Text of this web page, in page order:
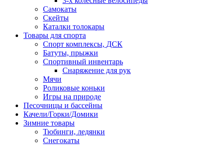
Самокаты
Скейты
Каталки толокары
Товары для спорта
Спорт комплексы, ДСК
Батуты, прыжки
Спортивный инвентарь
Снаряжение для рук
Мячи
Роликовые коньки
Игры на природе
Песочницы и бассейны
Качели/Горки/Домики
Зимние товары
Тюбинги, ледянки
Снегокаты